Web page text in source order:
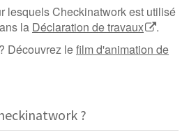
lesquels Checkinatwork est utilisé
la Déclaration de travaux
.
Découvrez lefilm d'animation de
?